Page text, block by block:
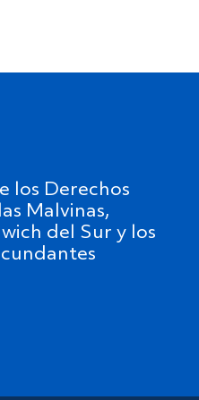
los Derechos
Malvinas,
del Sur y los